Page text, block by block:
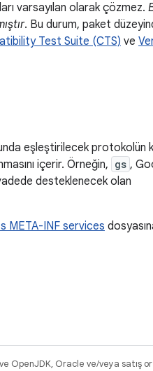
varsayılan olarak çözmez.
. Bu durum, paket
Test Suite (CTS) ve
eşleştirilecek protokolün
içerir. Örneğin, gs ,
desteklenecek olan
META-INF services
OpenJDK, Oracle ve/veya satış